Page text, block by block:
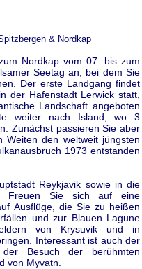
& Nordkap
Nordkap vom 07. bis zum
Seetag an, bei dem Sie
Der erste Landgang findet
der Hafenstadt Lerwick statt,
Landschaft angeboten
weiter nach Island, wo 3
Zunächst passieren Sie aber
den weltweit jüngsten
1973 entstanden
Reykjavik sowie in die
Freuen Sie sich auf eine
Ausflüge, die Sie zu heißen
und zur Blauen Lagune
von Krysuvik und in
Interessant ist auch der
Besuch der berühmten
von Myvatn.